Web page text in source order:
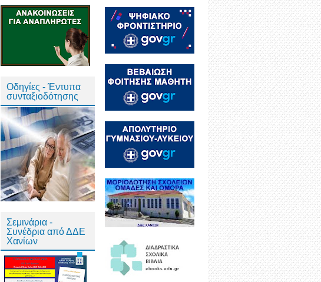
Οδηγίες - Έντυπα
συνταξιοδότησης
Σεμινάρια -
Συνέδρια από ΔΔΕ
Χανίων